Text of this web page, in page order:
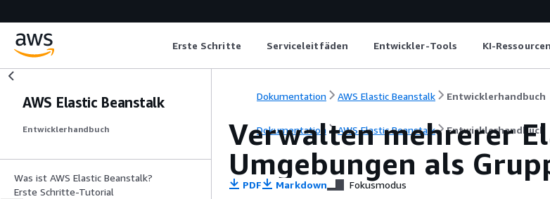
Erste Schritte Serviceleitfäden Entwickler-Tools KI-Ressourcen
AWS Elastic Beanstalk
Entwicklerhandbuch
Was ist AWS Elastic Beanstalk?
Erste Schritte-Tutorial
Dokumentation AWS Elastic Beanstalk Entwicklerhandbuch
Dokumentation AWS Elastic Beanstalk Entwicklerhandbuch
Verwalten mehrerer
Umgebungen als
PDF Markdown Fokusmodus